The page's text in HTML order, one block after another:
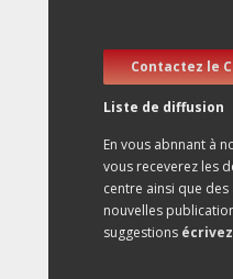
Contactez le
Liste de diffusion
En vous abnnant à
vous receverez les
centre ainsi que
nouvelles
suggestions